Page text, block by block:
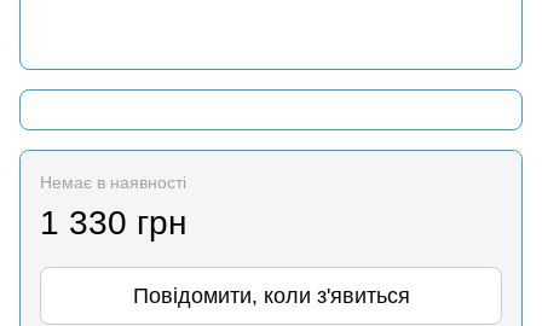
Немає в наявності
1 330 грн
Повідомити, коли з'явиться